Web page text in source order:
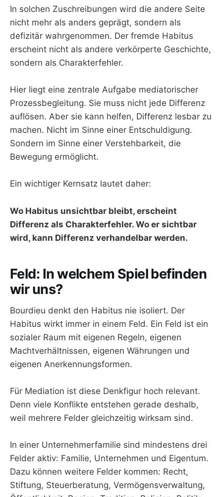
In solchen Zuschreibungen wird die andere Seite
nicht mehr als anders geprägt, sondern als
defizitär wahrgenommen. Der fremde Habitus
erscheint nicht als andere verkörperte Geschichte,
sondern als Charakterfehler.
Hier liegt eine zentrale Aufgabe mediatorischer
Prozessbegleitung. Sie muss nicht jede Differenz
auflösen. Aber sie kann helfen, Differenz lesbar zu
machen. Nicht im Sinne einer Entschuldigung.
Sondern im Sinne einer Verstehbarkeit, die
Bewegung ermöglicht.
Ein wichtiger Kernsatz lautet daher:
Wo Habitus unsichtbar bleibt, erscheint
Differenz als Charakterfehler. Wo er sichtbar
wird, kann Differenz verhandelbar werden.
Feld: In welchem Spiel befinden
wir uns?
Bourdieu denkt den Habitus nie isoliert. Der
Habitus wirkt immer in einem Feld. Ein Feld ist ein
sozialer Raum mit eigenen Regeln, eigenen
Machtverhältnissen, eigenen Währungen und
eigenen Anerkennungsformen.
Für Mediation ist diese Denkfigur hoch relevant.
Denn viele Konflikte entstehen gerade deshalb,
weil mehrere Felder gleichzeitig wirksam sind.
In einer Unternehmerfamilie sind mindestens drei
Felder aktiv: Familie, Unternehmen und Eigentum.
Dazu können weitere Felder kommen: Recht,
Stiftung, Steuerberatung, Vermögensverwaltung,